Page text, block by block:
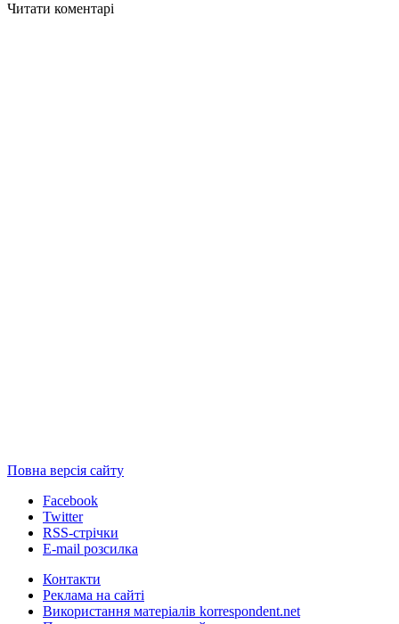
Читати коментарі
Повна версія сайту
Facebook
Twitter
RSS-стрічки
E-mail розсилка
Контакти
Реклама на сайті
Використання матеріалів korrespondent.net